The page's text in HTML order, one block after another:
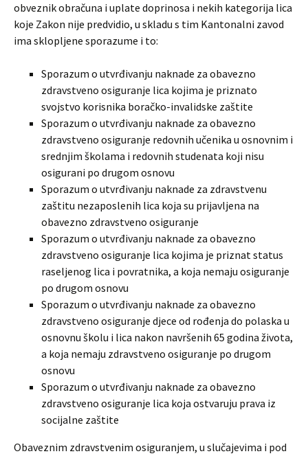
obveznik obračuna i uplate doprinosa i nekih kategorija lica
koje Zakon nije predvidio, u skladu s tim Kantonalni zavod
ima sklopljene sporazume i to:
Sporazum o utvrđivanju naknade za obavezno
zdravstveno osiguranje lica kojima je priznato
svojstvo korisnika boračko-invalidske zaštite
Sporazum o utvrđivanju naknade za obavezno
zdravstveno osiguranje redovnih učenika u osnovnim i
srednjim školama i redovnih studenata koji nisu
osigurani po drugom osnovu
Sporazum o utvrđivanju naknade za zdravstvenu
zaštitu nezaposlenih lica koja su prijavljena na
obavezno zdravstveno osiguranje
Sporazum o utvrđivanju naknade za obavezno
zdravstveno osiguranje lica kojima je priznat status
raseljenog lica i povratnika, a koja nemaju osiguranje
po drugom osnovu
Sporazum o utvrđivanju naknade za obavezno
zdravstveno osiguranje djece od rođenja do polaska u
osnovnu školu i lica nakon navršenih 65 godina života,
a koja nemaju zdravstveno osiguranje po drugom
osnovu
Sporazum o utvrđivanju naknade za obavezno
zdravstveno osiguranje lica koja ostvaruju prava iz
socijalne zaštite
Obaveznim zdravstvenim osiguranjem, u slučajevima i pod